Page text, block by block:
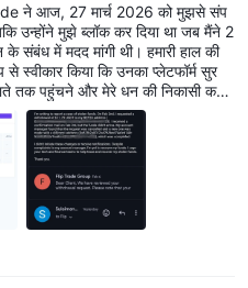
ने आज, 27 मार्च 2026 को मुझसे संप
उन्होंने मुझे ब्लॉक कर दिया था जब मैंने 2
संबंध में मदद मांगी थी। हमारी हाल की
स्वीकार किया कि उनका प्लेटफॉर्म सुर
तक पहुंचने और मेरे धन की निकासी करने
वापस करने की पेशकश कर रहे हैं, जब
धन को पूरी तरह से वापस किया जाना
चाहिए इससे पहले कि मैं अपनी समीक्षा हटाने पर विचार करूं। सुरक्षित रहें✌️